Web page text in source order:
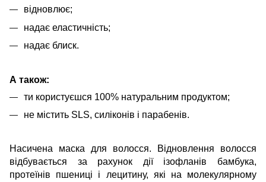
відновлює;
надає еластичність;
надає блиск.
А також:
ти користуєшся 100% натуральним продуктом;
не містить SLS, силіконів і парабенів.
Насичена маска для волосся. Відновлення волосся
відбувається за рахунок дії ізофланів бамбука,
протеїнів пшениці і лецитину, які на молекулярному